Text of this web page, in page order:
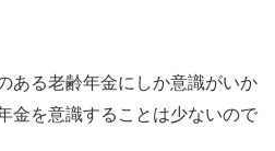
ある老齢年金にしか意識がいか
金を意識することは少ないので